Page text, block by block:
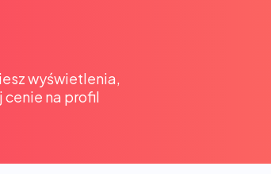
wyświetlenia,
cenie na profil